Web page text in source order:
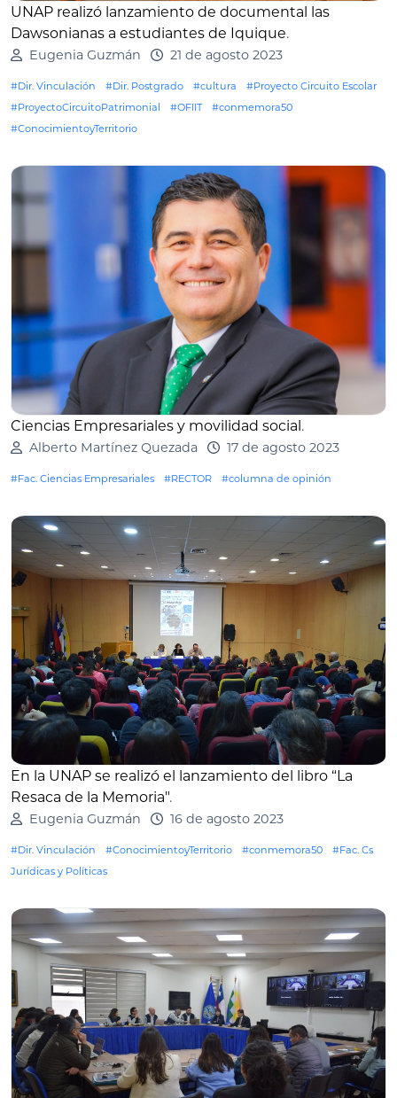
UNAP realizó lanzamiento de documental las
Dawsonianas a estudiantes de Iquique.
Eugenia Guzmán 21 de agosto 2023
#Dir. Vinculación #Dir. Postgrado #cultura
#Proyecto Circuito Escolar
#ProyectoCircuitoPatrimonial
#OFIIT
#conmemora50
#ConocimientoyTerritorio
Ciencias Empresariales y movilidad social .
Alberto Martínez Quezada 17 de agosto 2023
#Fac. Ciencias Empresariales #RECTOR #columna de opinión
En la UNAP se realizó el lanzamiento del libro “La
Resaca de la Memoria".
Eugenia Guzmán 16 de agosto 2023
#Dir. Vinculación #ConocimientoyTerritorio #conmemora50
#Fac. Cs
Jurídicas y Políticas